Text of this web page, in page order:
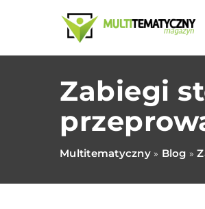
Zabiegi
Multitematyczny» Blog »